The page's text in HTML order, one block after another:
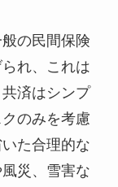
の民間保険
れ、これは
済はシンプ
のみを考慮
た合理的な
災、雪害な